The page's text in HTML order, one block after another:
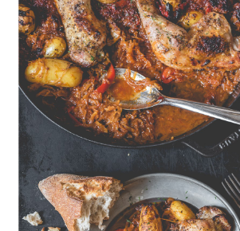
Geschmorte Hähnchenschenkel auf
Kartoffeln